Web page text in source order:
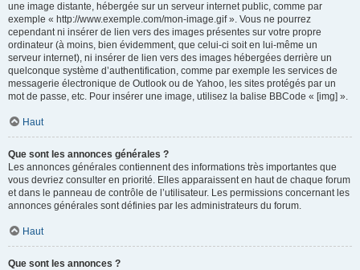
une image distante, hébergée sur un serveur internet public, comme par
exemple « http://www.exemple.com/mon-image.gif ». Vous ne pourrez
cependant ni insérer de lien vers des images présentes sur votre propre
ordinateur (à moins, bien évidemment, que celui-ci soit en lui-même un
serveur internet), ni insérer de lien vers des images hébergées derrière un
quelconque système d’authentification, comme par exemple les services de
messagerie électronique de Outlook ou de Yahoo, les sites protégés par un
mot de passe, etc. Pour insérer une image, utilisez la balise BBCode « [img] ».
Haut
Que sont les annonces générales ?
Les annonces générales contiennent des informations très importantes que
vous devriez consulter en priorité. Elles apparaissent en haut de chaque forum
et dans le panneau de contrôle de l’utilisateur. Les permissions concernant les
annonces générales sont définies par les administrateurs du forum.
Haut
Que sont les annonces ?